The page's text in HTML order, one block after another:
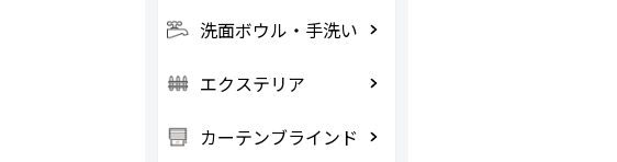
洗面ボウル・手洗い
エクステリア
カーテンブラインド